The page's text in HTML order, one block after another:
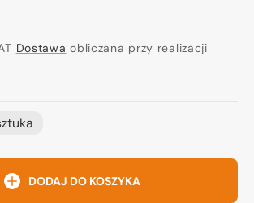
Dostawa obliczana przy realizacji
DODAJ DO KOSZYKA